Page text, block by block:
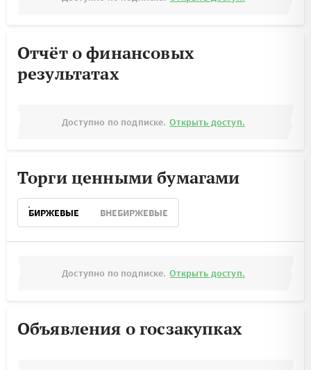
Отчёт о финансовых
результатах
Доступно по подписке. Открыть доступ.
Торги ценными бумагами
БИРЖЕВЫЕ ВНЕБИРЖЕВЫЕ
Доступно по подписке. Открыть доступ.
Объявления о госзакупках